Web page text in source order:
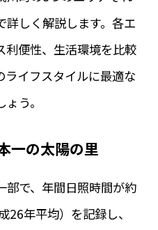
詳しく解説します。各エ
利便性、生活環境を比較
イフスタイルに最適な
う。
一の太陽の里
部で、年間日照時間が約
年平均）を記録し、